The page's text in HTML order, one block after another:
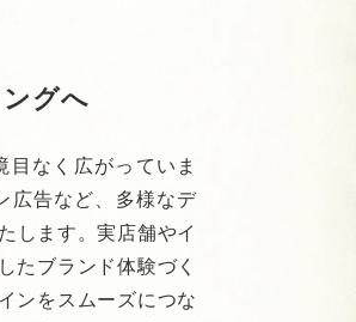
グへ
なく広がっていま
広告など、多様なデ
します。実店舗やイ
たブランド体験づく
ンをスムーズにつな